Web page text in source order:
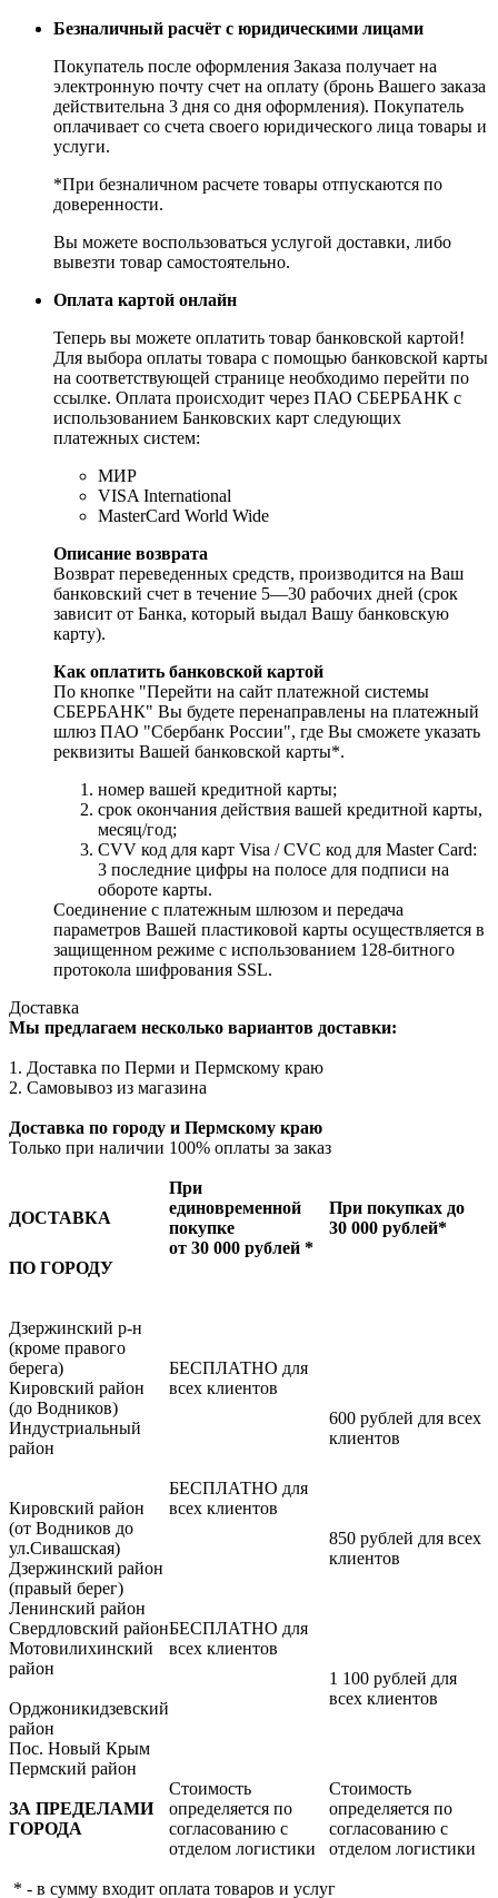
Безналичный расчёт с юридическими лицами
Покупатель после оформления Заказа получает на
электронную почту счет на оплату (бронь Вашего заказа
действительна 3 дня со дня оформления). Покупатель
оплачивает со счета своего юридического лица товары и
услуги.
*При безналичном расчете товары отпускаются по
доверенности.
Вы можете воспользоваться услугой доставки, либо
вывезти товар самостоятельно.
Оплата картой онлайн
Теперь вы можете оплатить товар банковской картой!
Для выбора оплаты товара с помощью банковской карты
на соответствующей странице необходимо перейти по
ссылке. Оплата происходит через ПАО СБЕРБАНК с
использованием Банковских карт следующих
платежных систем:
МИР
VISA International
MasterCard World Wide
Описание возврата
Возврат переведенных средств, производится на Ваш
банковский счет в течение 5—30 рабочих дней (срок
зависит от Банка, который выдал Вашу банковскую
карту).
Как оплатить банковской картой
По кнопке "Перейти на сайт платежной системы
СБЕРБАНК" Вы будете перенаправлены на платежный
шлюз ПАО "Сбербанк России", где Вы сможете указать
реквизиты Вашей банковской карты*.
номер вашей кредитной карты;
cрок окончания действия вашей кредитной карты,
месяц/год;
CVV код для карт Visa / CVC код для Master Card:
3 последние цифры на полосе для подписи на
обороте карты.
Соединение с платежным шлюзом и передача
параметров Вашей пластиковой карты осуществляется в
защищенном режиме с использованием 128-битного
протокола шифрования SSL.
Доставка
Мы предлагаем несколько вариантов доставки:
1. Доставка по Перми и Пермскому краю
2. Самовывоз из магазина
Доставка по городу и Пермскому краю
Только при наличии 100% оплаты за заказ
ДОСТАВКА
При
единовременной
покупке
от 30 000 рублей *
При покупках до
30 000 рублей*
ПО ГОРОДУ
Дзержинский р-н
(кроме правого
берега)
Кировский район
(до Водников)
Индустриальный
район
Кировский район
(от Водников до
ул.Сивашская)
Дзержинский район
(правый берег)
Ленинский район
Свердловский район
Мотовилихинский
район
Орджоникидзевский
район
Пос. Новый Крым
Пермский район
БЕСПЛАТНО для
всех клиентов
БЕСПЛАТНО для
всех клиентов
БЕСПЛАТНО для
всех клиентов
600 рублей для всех
клиентов
850 рублей для всех
клиентов
1 100 рублей для
всех клиентов
ЗА ПРЕДЕЛАМИ
ГОРОДА
Стоимость
определяется по
согласованию с
отделом логистики
Стоимость
определяется по
согласованию с
отделом логистики
* - в сумму входит оплата товаров и услуг